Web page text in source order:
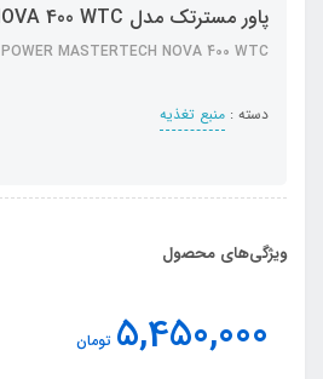
پاور مسترتک مدل NOVA 400 WTC
POWER MASTERTECH NOVA 400 WTC
دسته : منبع تغذیه
ویژگی‌های محصول
5,450,000 تومان